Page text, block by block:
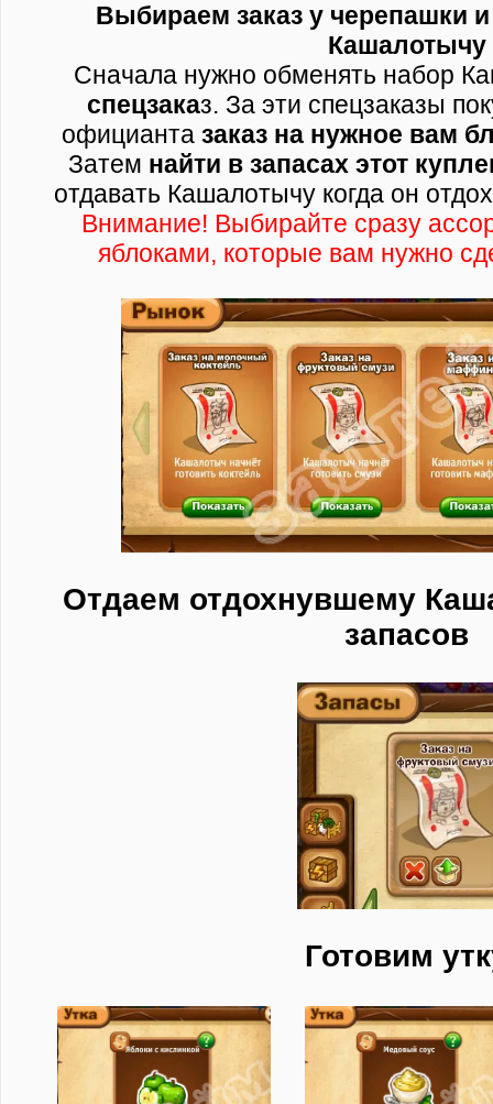
Выбираем заказ у черепашки и
Кашалотычу
Сначала нужно обменять набор
спецзаказ. За эти спецзаказы
официанта заказ на нужное вам
Затем найти в запасах этот
отдавать Кашалотычу когда он
Внимание! Выбирайте сразу
яблоками, которые вам нужно
Отдаем отдохнувшему
запасов
Готовим